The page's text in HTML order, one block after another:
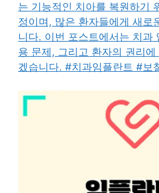
는 기능적인 치아를 복원하기
정이며, 많은 환자들에게 새로
니다. 이번 포스트에서는 치과
용 문제, 그리고 환자의 권리
겠습니다. #치과임플란트 #보